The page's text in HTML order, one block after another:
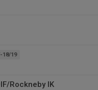
18/19
Rockneby IK